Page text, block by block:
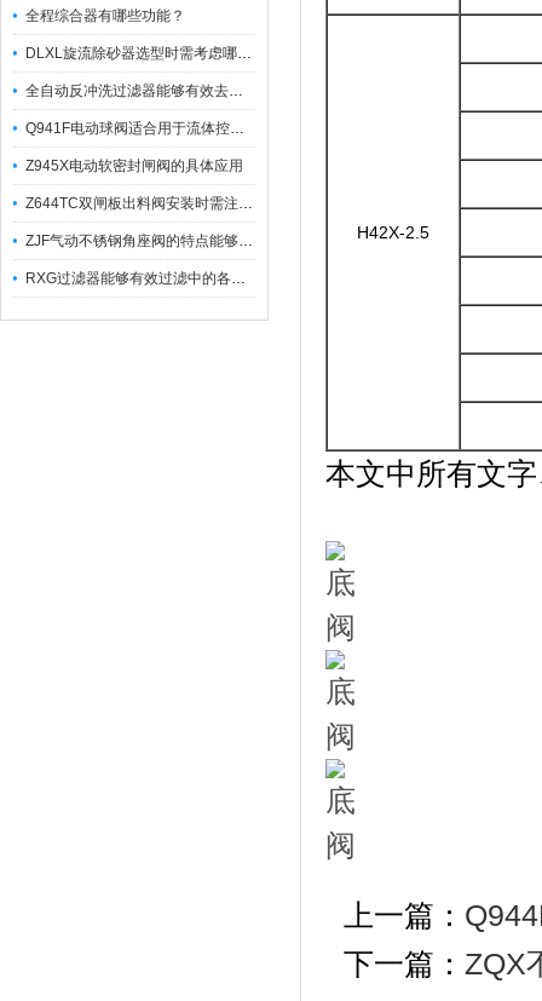
全程综合器有哪些功能？
DLXL旋流除砂器选型时需考虑哪些因素？
全自动反冲洗过滤器能够有效去除不同粒径的固体杂
Q941F电动球阀适合用于流体控制需要迅速反应的场合
Z945X电动软密封闸阀的具体应用
Z644TC双闸板出料阀安装时需注意哪些事项？
ZJF气动不锈钢角座阀的特点能够稳定地控制介质流量
RXG过滤器能够有效过滤中的各种杂质
H42X-2.5
本文中所有文
上一篇：
下一篇： ZQX